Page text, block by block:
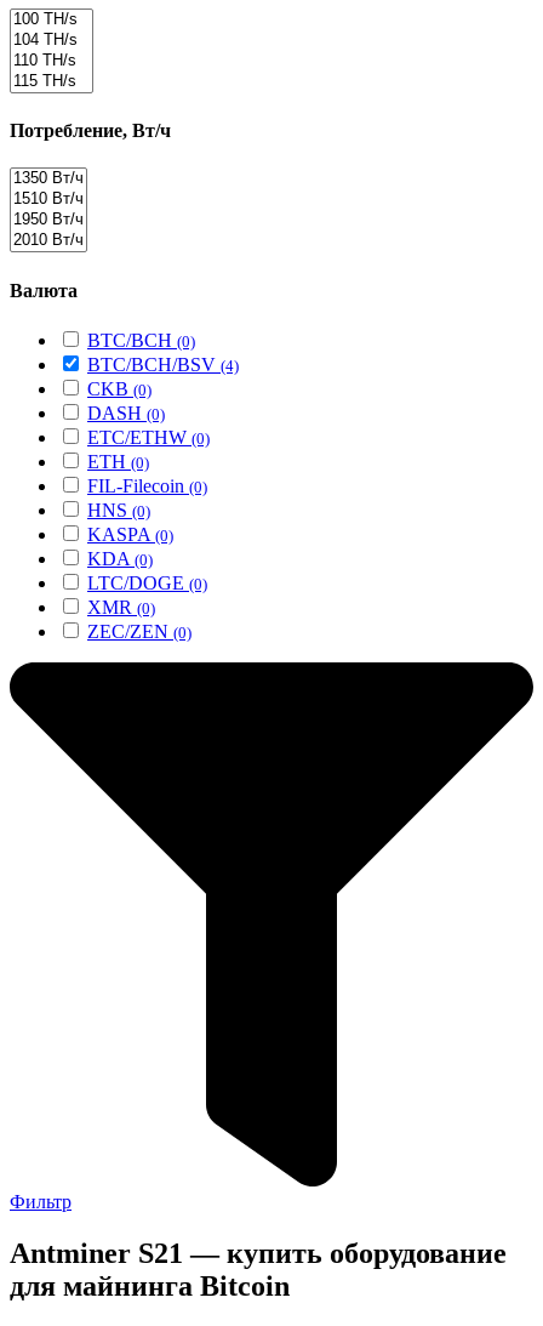
Потребление, Вт/ч
Валюта
BTC/BCH (0)
BTC/BCH/BSV (4)
CKB (0)
DASH (0)
ETC/ETHW (0)
ETH (0)
FIL-Filecoin (0)
HNS (0)
KASPA (0)
KDA (0)
LTC/DOGE (0)
XMR (0)
ZEC/ZEN (0)
Фильтр
Antminer S21 — купить оборудование
для майнинга Bitcoin